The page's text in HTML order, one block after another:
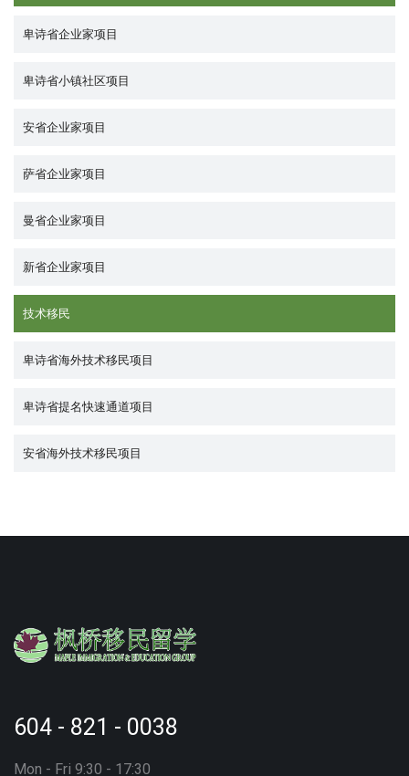
卑诗省企业家项目
卑诗省小镇社区项目
安省企业家项目
萨省企业家项目
曼省企业家项目
新省企业家项目
技术移民
卑诗省海外技术移民项目
卑诗省提名快速通道项目
安省海外技术移民项目
604 - 821 - 0038
Mon - Fri 9:30 - 17:30